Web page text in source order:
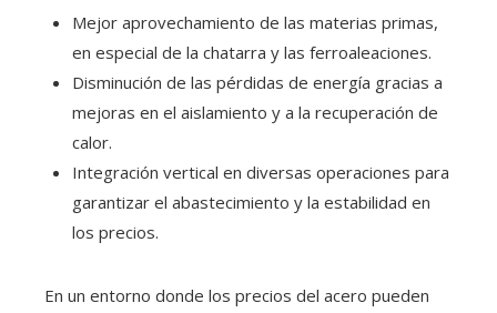
Mejor aprovechamiento de las materias primas,
en especial de la chatarra y las ferroaleaciones.
Disminución de las pérdidas de energía gracias a
mejoras en el aislamiento y a la recuperación de
calor.
Integración vertical en diversas operaciones para
garantizar el abastecimiento y la estabilidad en
los precios.
En un entorno donde los precios del acero pueden